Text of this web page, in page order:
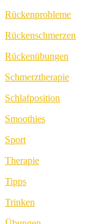
Rückenprobleme
Rückenschmerzen
Rückenübungen
Schmerztherapie
Schlafposition
Smoothies
Sport
Therapie
Tipps
Trinken